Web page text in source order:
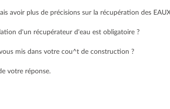
avoir plus de précisions sur la récupération des
d'un récupérateur d'eau est obligatoire ?
vous mis dans votre cou^t de construction ?
votre réponse.